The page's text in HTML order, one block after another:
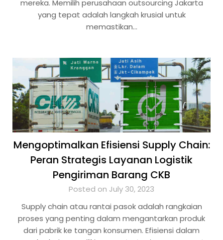
mereka. Memilih perusahaan outsourcing Jakarta
yang tepat adalah langkah krusial untuk
memastikan…
Mengoptimalkan Efisiensi Supply Chain:
Peran Strategis Layanan Logistik
Pengiriman Barang CKB
Posted on July 30, 2023
Supply chain atau rantai pasok adalah rangkaian
proses yang penting dalam mengantarkan produk
dari pabrik ke tangan konsumen. Efisiensi dalam